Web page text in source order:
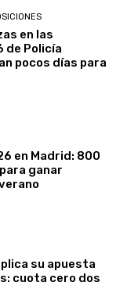
en las
de Policía
pocos días para
en Madrid: 800
ganar
su apuesta
cuota cero dos